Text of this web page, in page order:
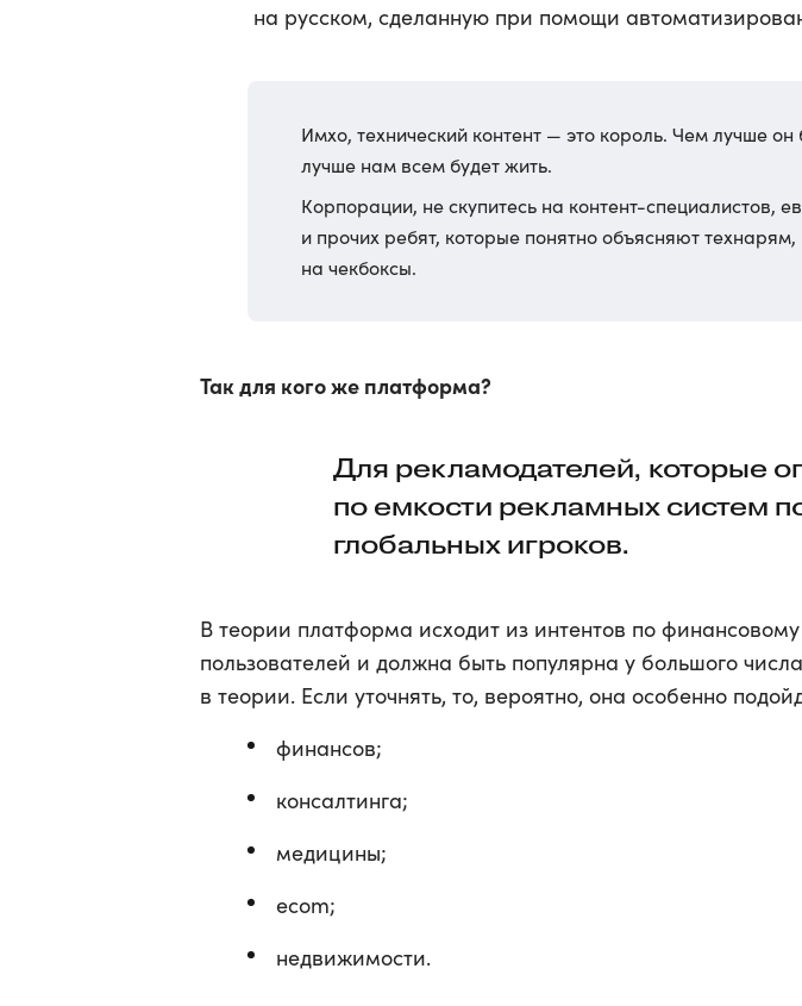
на русском, сделанную при помощи
Имхо, технический контент — это король. Чем лучше он
лучше нам всем будет жить.
Корпорации, не скупитесь на контент-специалистов,
и прочих ребят, которые понятно объясняют
на чекбоксы.
Так для кого же платформа?
Для рекламодателей, которые
по емкости рекламных систем
глобальных игроков.
В теории платформа исходит из интентов по
пользователей и должна быть популярна у большого
в теории. Если уточнять, то, вероятно, она особенно
финансов;
консалтинга;
медицины;
ecom;
недвижимости.